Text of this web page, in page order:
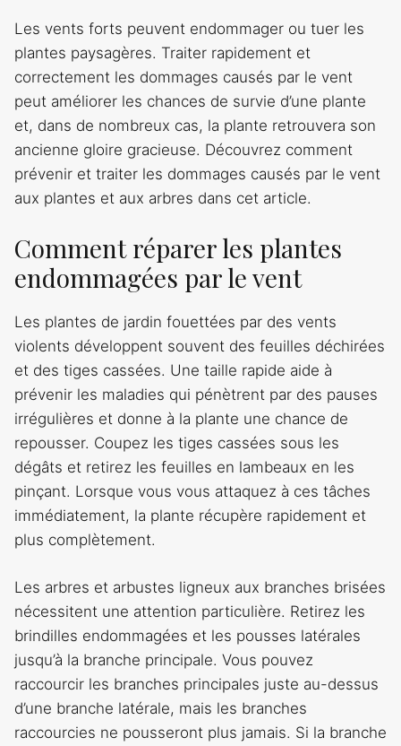
Les vents forts peuvent endommager ou tuer les
plantes paysagères. Traiter rapidement et
correctement les dommages causés par le vent
peut améliorer les chances de survie d’une plante
et, dans de nombreux cas, la plante retrouvera son
ancienne gloire gracieuse. Découvrez comment
prévenir et traiter les dommages causés par le vent
aux plantes et aux arbres dans cet article.
Comment réparer les plantes
endommagées par le vent
Les plantes de jardin fouettées par des vents
violents développent souvent des feuilles déchirées
et des tiges cassées. Une taille rapide aide à
prévenir les maladies qui pénètrent par des pauses
irrégulières et donne à la plante une chance de
repousser. Coupez les tiges cassées sous les
dégâts et retirez les feuilles en lambeaux en les
pinçant. Lorsque vous vous attaquez à ces tâches
immédiatement, la plante récupère rapidement et
plus complètement.
Les arbres et arbustes ligneux aux branches brisées
nécessitent une attention particulière. Retirez les
brindilles endommagées et les pousses latérales
jusqu’à la branche principale. Vous pouvez
raccourcir les branches principales juste au-dessus
d’une branche latérale, mais les branches
raccourcies ne pousseront plus jamais. Si la branche